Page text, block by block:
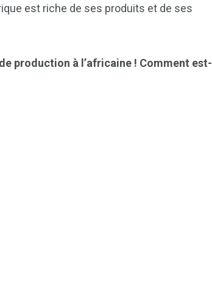
est riche de ses produits et de ses
production à l’africaine ! Comment est-